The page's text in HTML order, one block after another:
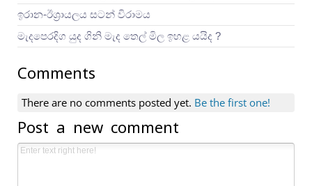
ඉරාන-ඊශ්‍රායලය සටන් විරාමය
මැදපෙරදිග යුද ගිනි මැද තෙල් මිල ඉහළ යයිද ?
Comments
There are no comments posted yet. Be the first one!
Post a new comment